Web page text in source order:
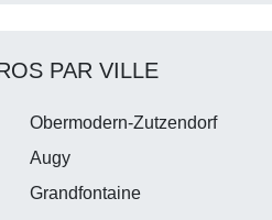
PAR VILLE
Obermodern-Zutzendorf
Augy
Grandfontaine